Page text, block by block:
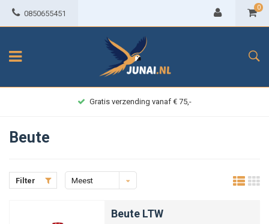
0850655451
0
Gratis verzending vanaf € 75,-
Beute
Filter
Meest
Beute LTW